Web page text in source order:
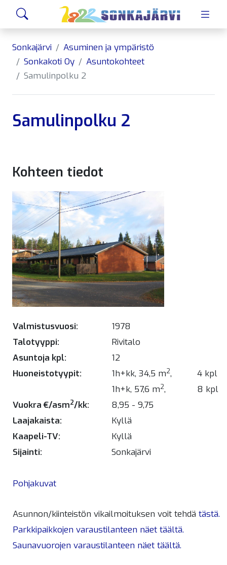
Siirry sivusisältöön
Sonkajärvi
Asuminen ja ympäristö
Sonkakoti Oy
Asuntokohteet
Samulinpolku 2
Samulinpolku 2
Kohteen tiedot
Valmistusvuosi:
1978
Talotyyppi:
Rivitalo
Asuntoja kpl:
12
Huoneistotyypit:
1h+kk, 34,5 m2,
4 kpl
1h+k, 57,6 m2,
8 kpl
Vuokra €/asm2/kk:
8,95 - 9,75
Laajakaista:
Kyllä
Kaapeli-TV:
Kyllä
Sijainti:
Sonkajärvi
Pohjakuvat
Asunnon/kiinteistön vikailmoituksen voit tehdä tästä.
Parkkipaikkojen varaustilanteen näet täältä.
Saunavuorojen varaustilanteen näet täältä.